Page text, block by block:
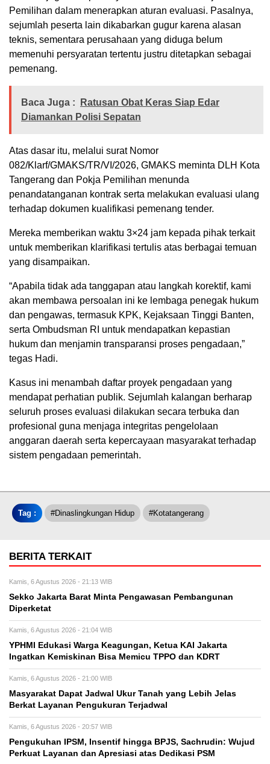
Pemilihan dalam menerapkan aturan evaluasi. Pasalnya,
sejumlah peserta lain dikabarkan gugur karena alasan
teknis, sementara perusahaan yang diduga belum
memenuhi persyaratan tertentu justru ditetapkan sebagai
pemenang.
Baca Juga :
Ratusan Obat Keras Siap Edar
Diamankan Polisi Sepatan
Atas dasar itu, melalui surat Nomor
082/Klarf/GMAKS/TR/VI/2026, GMAKS meminta DLH Kota
Tangerang dan Pokja Pemilihan menunda
penandatanganan kontrak serta melakukan evaluasi ulang
terhadap dokumen kualifikasi pemenang tender.
Mereka memberikan waktu 3×24 jam kepada pihak terkait
untuk memberikan klarifikasi tertulis atas berbagai temuan
yang disampaikan.
“Apabila tidak ada tanggapan atau langkah korektif, kami
akan membawa persoalan ini ke lembaga penegak hukum
dan pengawas, termasuk KPK, Kejaksaan Tinggi Banten,
serta Ombudsman RI untuk mendapatkan kepastian
hukum dan menjamin transparansi proses pengadaan,”
tegas Hadi.
Kasus ini menambah daftar proyek pengadaan yang
mendapat perhatian publik. Sejumlah kalangan berharap
seluruh proses evaluasi dilakukan secara terbuka dan
profesional guna menjaga integritas pengelolaan
anggaran daerah serta kepercayaan masyarakat terhadap
sistem pengadaan pemerintah.
Tag : #dinaslingkungan Hidup #kotatangerang
BERITA TERKAIT
Kamis, 6 Agustus 2026 - 21:13 WIB
Sekko Jakarta Barat Minta Pengawasan Pembangunan
Diperketat
Kamis, 6 Agustus 2026 - 21:04 WIB
YPHMI Edukasi Warga Keagungan, Ketua KAI Jakarta
Ingatkan Kemiskinan Bisa Memicu TPPO dan KDRT
Kamis, 6 Agustus 2026 - 21:00 WIB
Masyarakat Dapat Jadwal Ukur Tanah yang Lebih Jelas
Berkat Layanan Pengukuran Terjadwal
Kamis, 6 Agustus 2026 - 20:57 WIB
Pengukuhan IPSM, Insentif hingga BPJS, Sachrudin: Wujud
Perkuat Layanan dan Apresiasi atas Dedikasi PSM